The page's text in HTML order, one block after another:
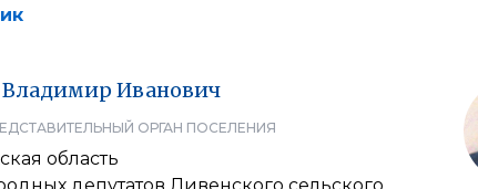
Владимир Иванович
ОРГАН ПОСЕЛЕНИЯ
область